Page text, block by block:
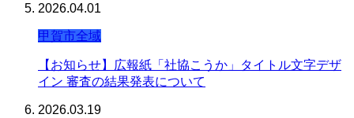
2026.04.01
甲賀市全域
【お知らせ】広報紙「社協こうか」タイトル文字デザ
イン 審査の結果発表について
2026.03.19